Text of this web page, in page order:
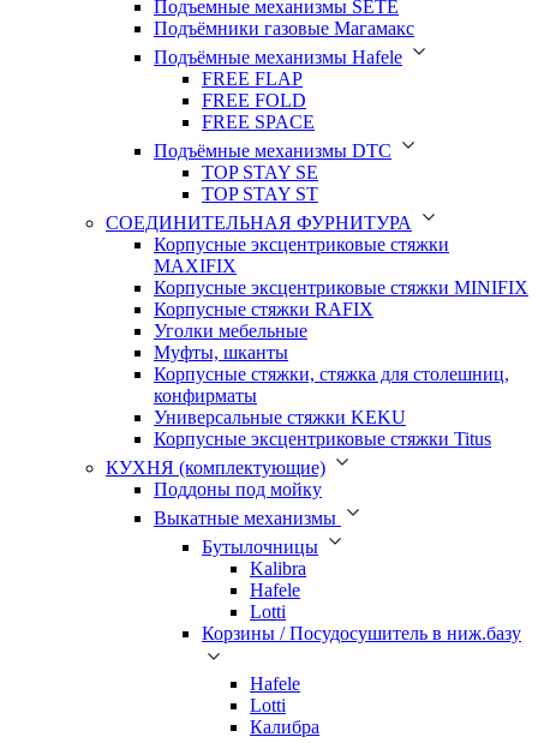
Подъемные механизмы SETE
Подъёмники газовые Магамакс
Подъёмные механизмы Hafele
FREE FLAP
FREE FOLD
FREE SPACE
Подъёмные механизмы DTC
TOP STAY SE
TOP STAY ST
СОЕДИНИТЕЛЬНАЯ ФУРНИТУРА
Корпусные эксцентриковые стяжки
MAXIFIX
Корпусные эксцентриковые стяжки MINIFIX
Корпусные стяжки RAFIX
Уголки мебельные
Муфты, шканты
Корпусные стяжки, стяжка для столешниц,
конфирматы
Универсальные стяжки KEKU
Корпусные эксцентриковые стяжки Titus
КУХНЯ (комплектующие)
Поддоны под мойку
Выкатные механизмы
Бутылочницы
Kalibra
Hafele
Lotti
Корзины / Посудосушитель в ниж.базу
Hafele
Lotti
Калибра